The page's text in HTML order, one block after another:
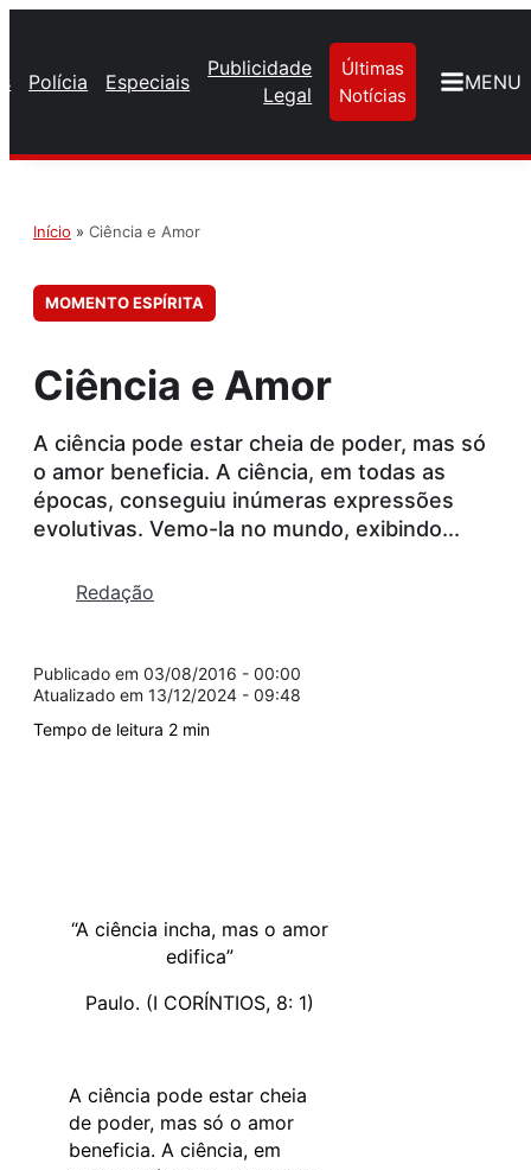
Polícia Especiais
Publicidade
Legal
Últimas
Notícias
MENU
Início » Ciência e Amor
MOMENTO ESPÍRITA
Ciência e Amor
A ciência pode estar cheia de poder, mas só
o amor beneficia. A ciência, em todas as
épocas, conseguiu inúmeras expressões
evolutivas. Vemo-la no mundo, exibindo...
Redação
03/08/2016 - 00:00
13/12/2024 - 09:48
“A ciência incha, mas o amor
edifica”
Paulo. (I CORÍNTIOS, 8: 1)
A ciência pode estar cheia
de poder, mas só o amor
beneficia. A ciência, em